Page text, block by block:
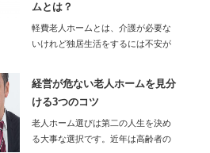
ムとは？
軽費老人ホームとは、介護が必要な
いけれど独居生活をするには不安が
経営が危ない老人ホームを見分
ける3つのコツ
老人ホーム選びは第二の人生を決め
る大事な選択です。近年は高齢者の